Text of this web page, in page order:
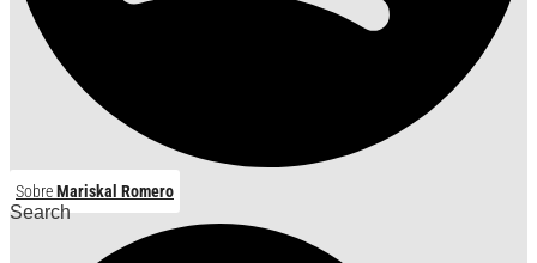
SobreMariskal Romero
Search